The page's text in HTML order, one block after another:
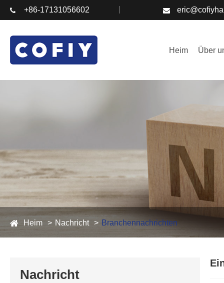
+86-17131056602
Heim Über
Heim Nachricht Branchennachrichten
Nachricht